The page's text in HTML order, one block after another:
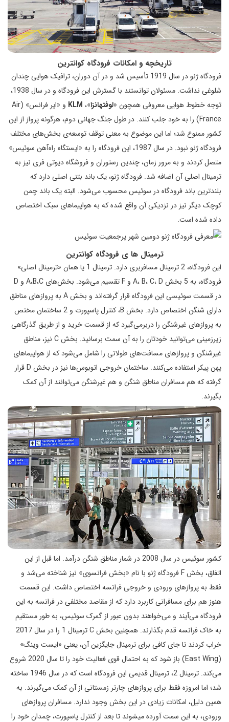
تاریخچه و امکانات فرودگاه کوانترین
فرودگاه ژنو در سال 1919 تأسیس شد و در آن دوران، ترافیک هوایی چندان
شلوغی نداشت. مسئولان توانستند با گسترش این فرودگاه و در سال 1938،
توجه خطوط هوایی معروفی همچون «لوفتهانزا»، KLM
و «ایر فرانس» (Air
France) را به خود جلب کنند. در طول جنگ جهانی دوم، هرگونه پرواز از این
کشور ممنوع شد؛ اما این موضوع به معنی توقف توسعه‌ی بخش‌های مختلف
فرودگاه ژنو نبود. در سال 1987، این فرودگاه را به «ایستگاه راه‌آهن سوئیس»
متصل کردند و به مرور زمان، چندین رستوران و فروشگاه دیوتی فری نیز به
ترمینال اصلی آن اضافه شد. فرودگاه ژنو، یک باند بتنی اصلی دارد که
بلندترین باند فرودگاه در سوئیس محسوب می‌شود. البته یک باند چمن
کوچک دیگر نیز در نزدیکی آن واقع شده که به هواپیماهای سبک اختصاص
داده شده است.
ترمینال ها ی فرودگاه کوانترین
این فرودگاه، 2 ترمینال مسافربری دارد. ترمینال 1 یا همان «ترمینال اصلی»
فرودگاه، به 5 بخش A، B، C، D و F تقسیم می‌شود. بخش‌های A،B،C و D
در قسمت سوئیسی این فرودگاه قرار گرفته‌اند و بخش A به پروازهای مناطق
دارای شنگن اختصاص دارد. بخش B، کنترل پاسپورت و 2 ساختمان مختص
به پروازهای غیرشنگن را دربرمی‌گیرد که از قسمت خرید و از طریق گذرگاهی
زیرزمینی می‌توانید خودتان را به آن سمت برسانید. بخش C نیز، مناطق
غیرشنگن و پروازهای مسافت‌های طولانی را شامل می‌شود که از هواپیماهای
پهن پیکر استفاده می‌کنند. ساختمان خروجی اتوبوس‌ها نیز در بخش D قرار
گرفته که هم مسافران مناطق شنگن و هم غیرشنگن می‌توانند از آن کمک
بگیرند.
کشور سوئیس در سال 2008 در شمار مناطق شنگن درآمد. اما قبل از این
اتفاق، بخش F فرودگاه ژنو با نام «بخش فرانسوی» نیز شناخته می‌شد و
فقط به پروازهای ورودی و خروجی فرانسه اختصاص داشت. این قسمت
هنوز هم برای مسافرانی کاربرد دارد که از مقاصد مختلفی در فرانسه به این
فرودگاه می‌آیند و می‌خواهند بدون عبور از گمرک سوئیس، به طور مستقیم
به خاک فرانسه قدم بگذارند. همچنین بخش C ترمینال 1 را در سال 2017
خراب کردند تا جای کافی برای ترمینال جایگزین آن، یعنی «ایست وینگ»
(East Wing) باز شود که به احتمال قوی فعالیت خود را تا سال 2020 شروع
می‌کند. ترمینال 2، ترمینال قدیمی این فرودگاه است که در سال 1946 ساخته
شد؛ اما امروزه فقط برای پروازهای چارتر زمستانی از آن کمک می‌گیرند. به
همین دلیل، امکانات زیادی در این بخش وجود ندارد. مسافران پروازهای
ورودی، به این سمت آورده می‎شوند تا بعد از کنترل پاسپورت، چمدان خود را